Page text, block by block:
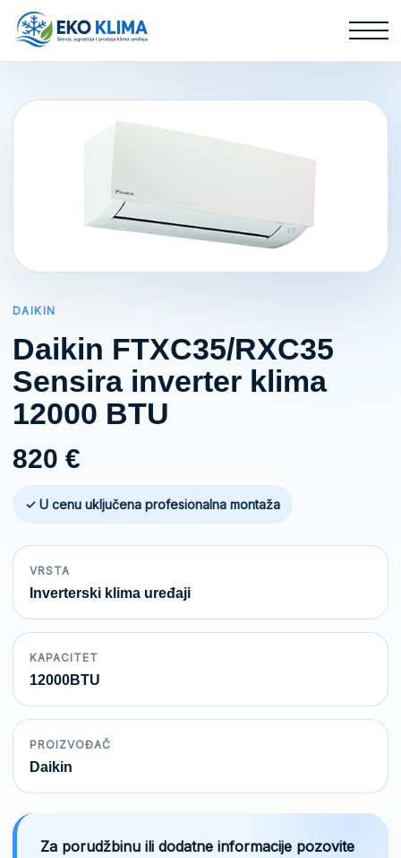
DAIKIN
Daikin FTXC35/RXC35
Sensira inverter klima
12000 BTU
820 €
✓ U cenu uključena profesionalna montaža
VRSTA
Inverterski klima uređaji
KAPACITET
12000BTU
PROIZVOĐAČ
Daikin
Za porudžbinu ili dodatne informacije pozovite